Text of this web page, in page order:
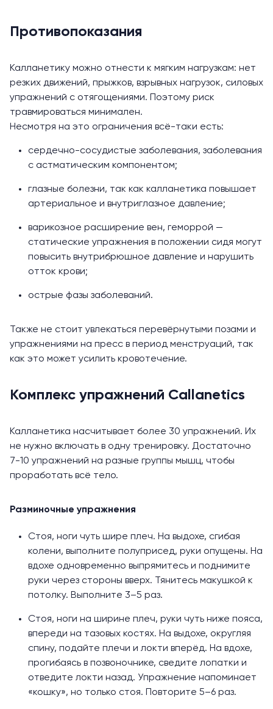
Противопоказания
Калланетику можно отнести к мягким нагрузкам: нет
резких движений, прыжков, взрывных нагрузок, силовых
упражнений с отягощениями. Поэтому риск
травмироваться минимален.
Несмотря на это ограничения всё-таки есть:
сердечно-сосудистые заболевания, заболевания
с астматическим компонентом;
глазные болезни, так как калланетика повышает
артериальное и внутриглазное давление;
варикозное расширение вен, геморрой —
статические упражнения в положении сидя могут
повысить внутрибрюшное давление и нарушить
отток крови;
острые фазы заболеваний.
Также не стоит увлекаться перевёрнутыми позами и
упражнениями на пресс в период менструаций, так
как это может усилить кровотечение.
Комплекс упражнений Callanetics
Калланетика насчитывает более 30 упражнений. Их
не нужно включать в одну тренировку. Достаточно
7-10 упражнений на разные группы мышц, чтобы
проработать всё тело.
Разминочные упражнения
Стоя, ноги чуть шире плеч. На выдохе, сгибая
колени, выполните полуприсед, руки опущены. На
вдохе одновременно выпрямитесь и поднимите
руки через стороны вверх. Тянитесь макушкой к
потолку. Выполните 3–5 раз.
Стоя, ноги на ширине плеч, руки чуть ниже пояса,
впереди на тазовых костях. На выдохе, округляя
спину, подайте плечи и локти вперёд. На вдохе,
прогибаясь в позвоночнике, сведите лопатки и
отведите локти назад. Упражнение напоминает
«кошку», но только стоя. Повторите 5–6 раз.